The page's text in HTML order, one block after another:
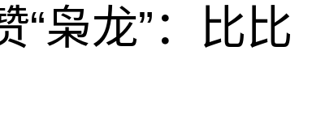
“枭龙”：比比